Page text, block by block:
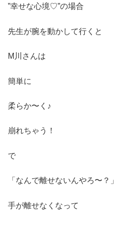
”幸せな心境♡”の場合
先生が腕を動かして行くと
M川さんは
簡単に
柔らか〜く♪
崩れちゃう！
で
「なんで離せないんやろ〜？」
手が離せなくなって